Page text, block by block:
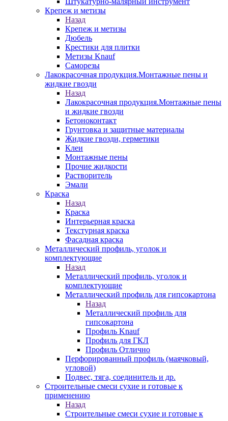
Крепеж и метизы
Назад
Крепеж и метизы
Дюбель
Крестики для плитки
Метизы Knauf
Саморезы
Лакокрасочная продукция.Монтажные пены и
жидкие гвозди
Назад
Лакокрасочная продукция.Монтажные пены
и жидкие гвозди
Бетоноконтакт
Грунтовка и защитные материалы
Жидкие гвозди, герметики
Клеи
Монтажные пены
Прочие жидкости
Растворитель
Эмали
Краска
Назад
Краска
Интерьерная краска
Текстурная краска
Фасадная краска
Металлический профиль, уголок и
комплектующие
Назад
Металлический профиль, уголок и
комплектующие
Металлический профиль для гипсокартона
Назад
Металлический профиль для
гипсокартона
Профиль Knauf
Профиль для ГКЛ
Профиль Отлично
Перфорированный профиль (маячковый,
угловой)
Подвес, тяга, соединитель и др.
Строительные смеси сухие и готовые к
применению
Назад
Строительные смеси сухие и готовые к